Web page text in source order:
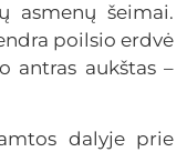
asmenų šeimai.
poilsio erdvė
antras aukštas –
dalyje prie